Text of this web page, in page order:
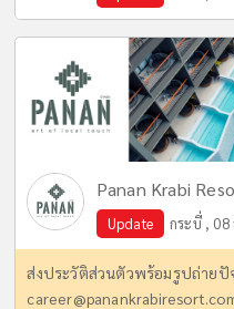
Panan Krabi
Update กระบี่ , 08
ส่งประวัติส่วนตัวพร้อมรูปถ่ายปั